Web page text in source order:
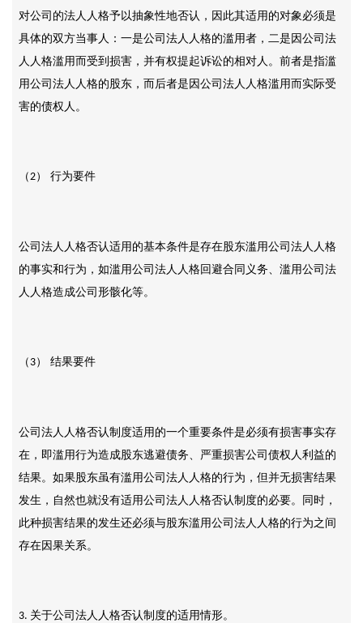
对公司的法人人格予以抽象性地否认，因此其适用的对象必须是
具体的双方当事人：一是公司法人人格的滥用者，二是因公司法
人人格滥用而受到损害，并有权提起诉讼的相对人。前者是指滥
用公司法人人格的股东，而后者是因公司法人人格滥用而实际受
害的债权人。
（2） 行为要件
公司法人人格否认适用的基本条件是存在股东滥用公司法人人格
的事实和行为，如滥用公司法人人格回避合同义务、滥用公司法
人人格造成公司形骸化等。
（ 3） 结果要件
公司法人人格否认制度适用的一个重要条件是必须有损害事实存
在，即滥用行为造成股东逃避债务、严重损害公司债权人利益的
结果。如果股东虽有滥用公司法人人格的行为，但并无损害结果
发生，自然也就没有适用公司法人人格否认制度的必要。同时，
此种损害结果的发生还必须与股东滥用公司法人人格的行为之间
存在因果关系。
3. 关于公司法人人格否认制度的适用情形。